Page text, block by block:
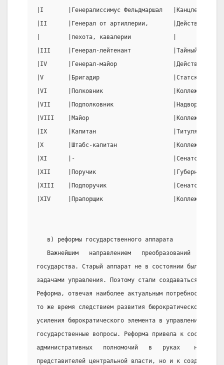
|I       |Генералиссимус Фельдмаршал
|II      |Генерал от артиллерии,
|        |пехота, кавалерии            |
|III     |Генерал-лейтенант            |Тайный
|IV      |Генерал-майор                |Действительный
|V       |Бригадир                     |Статский
|VI      |Полковник                    |Коллежский
|VII     |Подполковник                 |Надворный
|VIII    |Майор                        |Коллежский
|IX      |Капитан                      |Титулярный
|X       |Штабс-капитан                |Коллежский
|XI      |-                            |Сенатский
|XII     |Поручик                      |Губернский
|XIII    |Подпоручик                   |Сенатский
|XIV     |Прапорщик                    |Коллежский
   в) реформы государственного аппарата
Важнейшим   направлением   преобразований   Петра
государства. Старый аппарат не в состоянии был
задачами управления. Поэтому стали создаваться
Реформа, отвечая наиболее актуальным потребностям
то же время следствием развития бюрократической
усиления бюрократического элемента в управлении Пётр
государственные вопросы. Реформа привела к
административных   полномочий   в   руках
представителей центральной власти, но и к созданию